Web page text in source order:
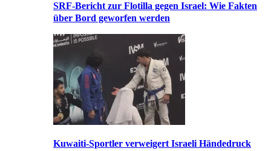
SRF-Bericht zur Flotilla gegen Israel: Wie Fakten
über Bord geworfen werden
Kuwaiti-Sportler verweigert Israeli Händedruck